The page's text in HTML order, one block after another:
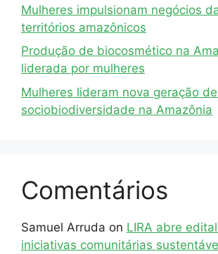
Mulheres impulsionam negócios
territórios amazônicos
Produção de biocosmético na
liderada por mulheres
Mulheres lideram nova geração
sociobiodiversidade na Amazônia
Comentários
Samuel Arruda on LIRA abre
iniciativas comunitárias